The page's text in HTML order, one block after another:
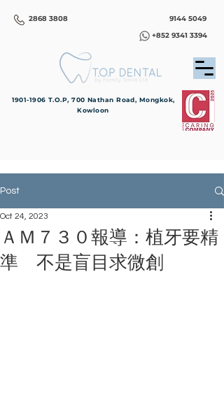
2868 3808
9144 5049
+852 9341 3394
1901-1906 T.O.P, 700 Nathan Road, Mongkok,
Kowloon
Post
ＡＭ７３０報導：植牙要精
準 不是盲目求微創
Oct 24, 2023